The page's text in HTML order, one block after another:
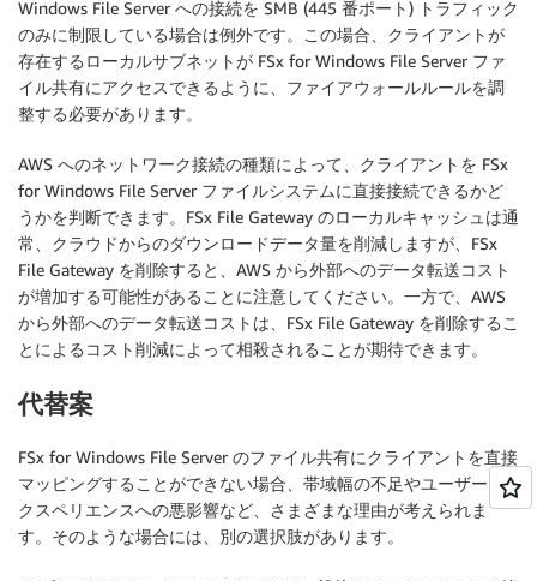
Windows File Server への接続を SMB (445 番ポート) トラフィック
のみに制限している場合は例外です。この場合、クライアントが
存在するローカルサブネットが FSx for Windows File Server ファ
イル共有にアクセスできるように、ファイアウォールルールを調
整する必要があります。
AWS へのネットワーク接続の種類によって、クライアントを FSx
for Windows File Server ファイルシステムに直接接続できるかど
うかを判断できます。FSx File Gateway のローカルキャッシュは通
常、クラウドからのダウンロードデータ量を削減しますが、FSx
File Gateway を削除すると、AWS から外部へのデータ転送コスト
が増加する可能性があることに注意してください。一方で、AWS
から外部へのデータ転送コストは、FSx File Gateway を削除するこ
とによるコスト削減によって相殺されることが期待できます。
代替案
FSx for Windows File Server のファイル共有にクライアントを直接
マッピングすることができない場合、帯域幅の不足やユーザーエ
クスペリエンスへの悪影響など、さまざまな理由が考えられま
す。そのような場合には、別の選択肢があります。